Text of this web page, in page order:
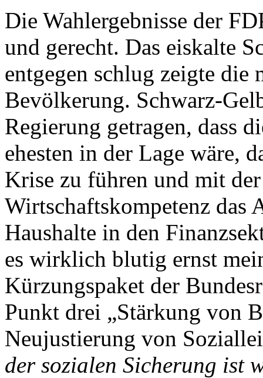
Die Wahlergebnisse der
und gerecht. Das eiskalte
entgegen schlug zeigte die
Bevölkerung. Schwarz-
Regierung getragen, dass
ehesten in der Lage wäre,
Krise zu führen und mit
Wirtschaftskompetenz das
Haushalte in den
es wirklich blutig ernst
Kürzungspaket der
Punkt drei „Stärkung von
Neujustierung von
der sozialen Sicherung ist